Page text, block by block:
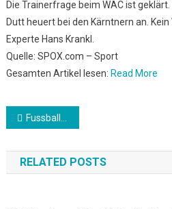
Die Trainerfrage beim WAC ist
Dutt heuert bei den Kärntnern an.
Experte Hans Krankl.
Quelle: SPOX.com – Sport
Gesamten Artikel lesen: Read More
Beitrags-
Navigation
Fussball / 2. Bundesliga: 2. Liga heute live: SV Sandhausen – HSV im TV, Livestream und Liveticker
RELATED POSTS